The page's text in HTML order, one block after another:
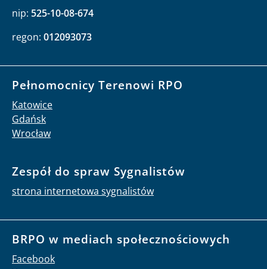
nip: 525-10-08-674
regon: 012093073
Pełnomocnicy Terenowi RPO
Katowice
Gdańsk
Wrocław
Zespół do spraw Sygnalistów
strona internetowa sygnalistów
BRPO w mediach społecznościowych
Facebook